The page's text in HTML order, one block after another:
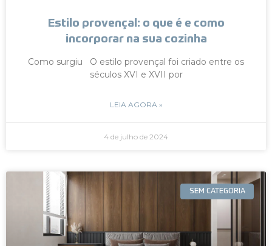
Estilo provençal: o que é e como
incorporar na sua cozinha
Como surgiu O estilo provençal foi criado entre os
séculos XVI e XVII por
LEIA AGORA »
4 de julho de 2024
SEM CATEGORIA